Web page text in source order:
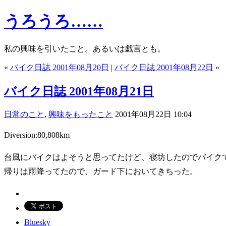
うろうろ……
私の興味を引いたこと。あるいは戯言とも。
« バイク日誌 2001年08月20日 | バイク日誌 2001年08月22日 »
バイク日誌 2001年08月21日
日常のこと , 興味をもったこと 2001年08月22日 10:04
Diversion:80,808km
台風にバイクはよそうと思ってたけど、寝坊したのでバイク
帰りは雨降ってたので、ガード下においてきちった。
Bluesky